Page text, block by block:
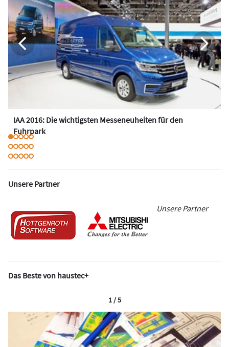
IAA 2016: Die wichtigsten Messeneuheiten für den
Fuhrpark
Unsere Partner
Unsere Partner
Das Beste von haustec+
1 / 5